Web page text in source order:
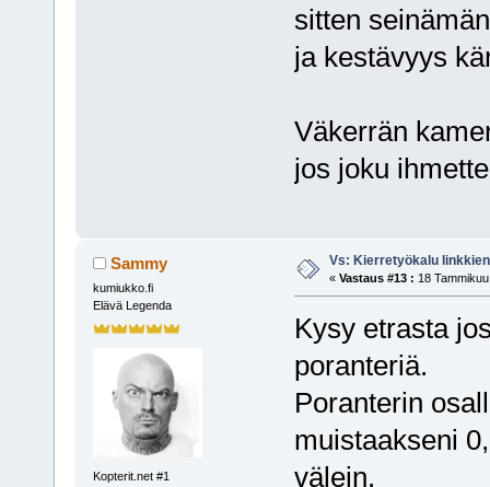
sitten
ja kestävyys
Väkerrän
jos joku
Sammy
kumiukko.fi
Elävä Legenda
Kopterit.net #1
Vs: Kierretyökalu
« Vastaus #13 : 18
Kysy etrasta
poranteriä.
Poranterin
muistaakseni
välein.